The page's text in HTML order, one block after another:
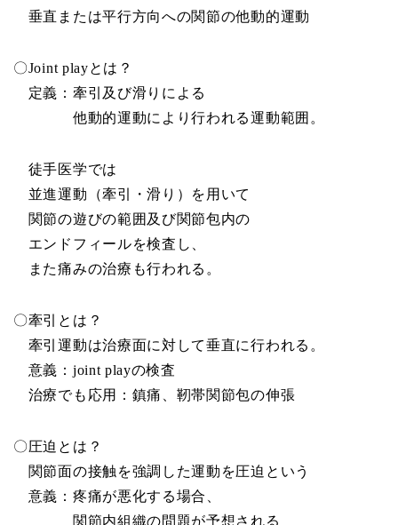
垂直または平行方向への関節の他動的運動
〇Joint playとは？
定義：牽引及び滑りによる
他動的運動により行われる運動範囲。
徒手医学では
並進運動（牽引・滑り）を用いて
関節の遊びの範囲及び関節包内の
エンドフィールを検査し、
また痛みの治療も行われる。
〇牽引とは？
牽引運動は治療面に対して垂直に行われる。
意義：joint playの検査
治療でも応用：鎮痛、靭帯関節包の伸張
〇圧迫とは？
関節面の接触を強調した運動を圧迫という
意義：疼痛が悪化する場合、
関節内組織の問題が予想される